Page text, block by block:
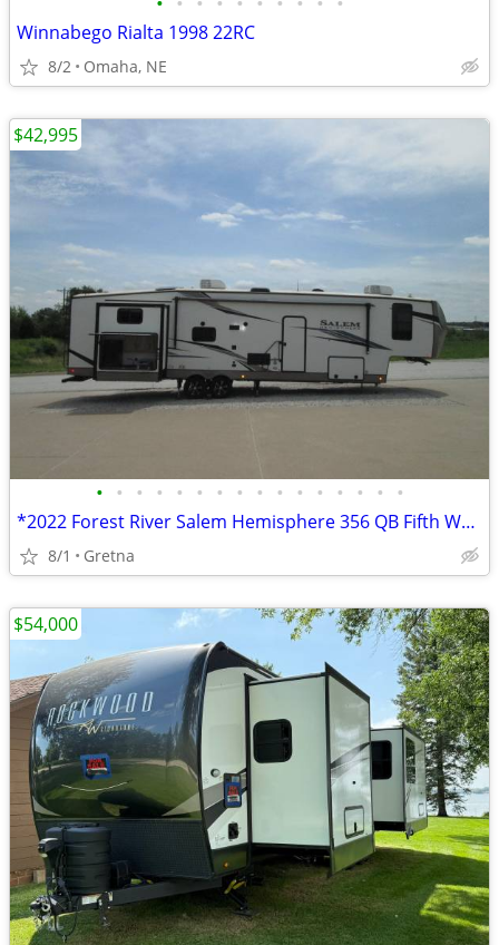
Winnabego Rialta 1998 22RC
8/2 Omaha, NE
• • • • • • • • • • • • • • • •
*2022 Forest River Salem Hemisphere 356 QB Fifth Wheel Camper*
8/1 Gretna
$42,995
$54,000